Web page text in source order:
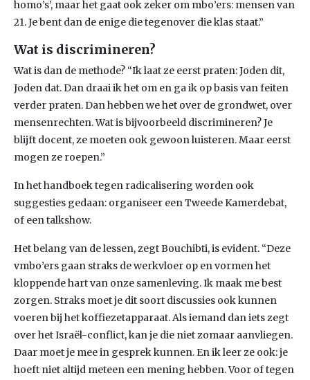
homo’s’, maar het gaat ook zeker om mbo’ers: mensen van
21. Je bent dan de enige die tegenover die klas staat.”
Wat is discrimineren?
Wat is dan de methode? “Ik laat ze eerst praten: Joden dit,
Joden dat. Dan draai ik het om en ga ik op basis van feiten
verder praten. Dan hebben we het over de grondwet, over
mensenrechten. Wat is bijvoorbeeld discrimineren? Je
blijft docent, ze moeten ook gewoon luisteren. Maar eerst
mogen ze roepen.”
In het handboek tegen radicalisering worden ook
suggesties gedaan: organiseer een Tweede Kamerdebat,
of een talkshow.
Het belang van de lessen, zegt Bouchibti, is evident. “Deze
vmbo’ers gaan straks de werkvloer op en vormen het
kloppende hart van onze samenleving. Ik maak me best
zorgen. Straks moet je dit soort discussies ook kunnen
voeren bij het koffiezetapparaat. Als iemand dan iets zegt
over het Israël-conflict, kan je die niet zomaar aanvliegen.
Daar moet je mee in gesprek kunnen. En ik leer ze ook: je
hoeft niet altijd meteen een mening hebben. Voor of tegen